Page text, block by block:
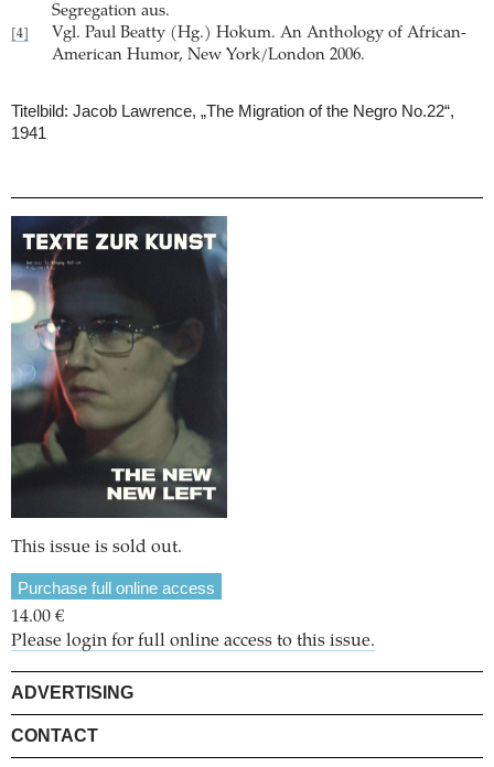
Segregation aus.
[4]
Vgl. Paul Beatty (Hg.) Hokum. An Anthology of African-
American Humor, New York/London 2006.
Titelbild: Jacob Lawrence, „The Migration of the Negro No.22“,
1941
This issue is sold out.
Purchase full online access
14.00 €
Please login for full online access to this issue.
ADVERTISING
CONTACT